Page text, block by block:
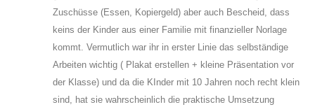
Zuschüsse (Essen, Kopiergeld) aber auch Bescheid, dass
keins der Kinder aus einer Familie mit finanzieller Norlage
kommt. Vermutlich war ihr in erster Linie das selbständige
Arbeiten wichtig ( Plakat erstellen + kleine Präsentation vor
der Klasse) und da die KInder mit 10 Jahren noch recht klein
sind, hat sie wahrscheinlich die praktische Umsetzung